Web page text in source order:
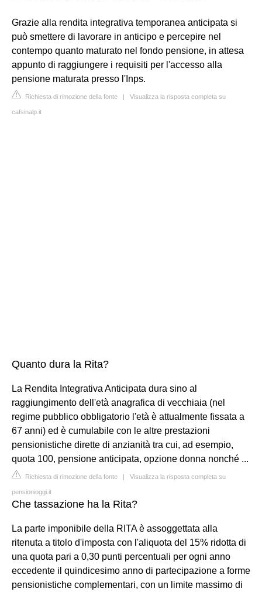
Grazie alla rendita integrativa temporanea anticipata si
può smettere di lavorare in anticipo e percepire nel
contempo quanto maturato nel fondo pensione, in attesa
appunto di raggiungere i requisiti per l'accesso alla
pensione maturata presso l'Inps.
Richiesta di rimozione della fonte | Visualizza la risposta completa su
cafsinalp.it
Quanto dura la Rita?
La Rendita Integrativa Anticipata dura sino al
raggiungimento dell'età anagrafica di vecchiaia (nel
regime pubblico obbligatorio l'età è attualmente fissata a
67 anni) ed è cumulabile con le altre prestazioni
pensionistiche dirette di anzianità tra cui, ad esempio,
quota 100, pensione anticipata, opzione donna nonché ...
Richiesta di rimozione della fonte | Visualizza la risposta completa su
pensionioggi.it
Che tassazione ha la Rita?
La parte imponibile della RITA è assoggettata alla
ritenuta a titolo d'imposta con l'aliquota del 15% ridotta di
una quota pari a 0,30 punti percentuali per ogni anno
eccedente il quindicesimo anno di partecipazione a forme
pensionistiche complementari, con un limite massimo di